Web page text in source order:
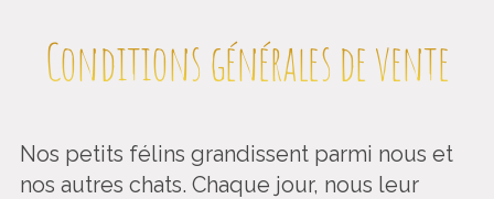
Conditions générales de vente
Nos petits félins grandissent parmi nous et
nos autres chats. Chaque jour, nous leur